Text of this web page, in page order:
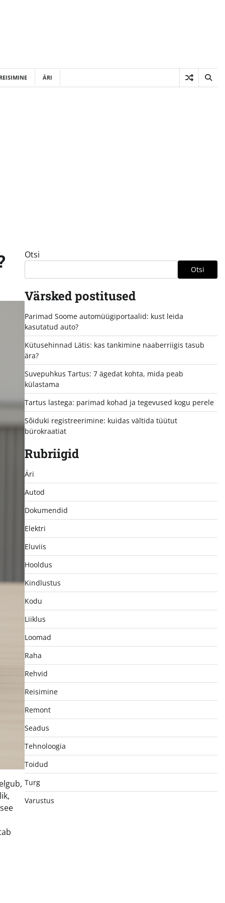
REISIMINE ÄRI
Otsi
Otsi
Värsked postitused
Parimad Soome automüügiportaalid: kust leida
kasutatud auto?
Kütusehinnad Lätis: kas tankimine naaberriigis tasub
ära?
Suvepuhkus Tartus: 7 ägedat kohta, mida peab
külastama
Tartus lastega: parimad kohad ja tegevused kogu perele
Sõiduki registreerimine: kuidas vältida tüütut
bürokraatiat
Rubriigid
Äri
Autod
Dokumendid
Elektri
Eluviis
Hooldus
Kindlustus
Kodu
Liiklus
Loomad
Raha
Rehvid
Reisimine
Remont
Seadus
Tehnoloogia
Toidud
Turg
Varustus